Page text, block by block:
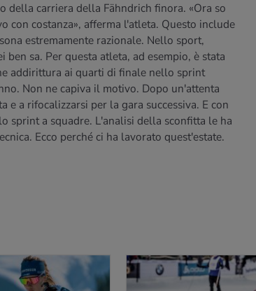
della carriera della Fähndrich finora. «Ora so
con costanza», afferma l'atleta. Questo include
estremamente razionale. Nello sport,
sa. Per questa atleta, ad esempio, è stata
addirittura ai quarti di finale nello sprint
Non ne capiva il motivo. Dopo un'attenta
a rifocalizzarsi per la gara successiva. E con
sprint a squadre. L'analisi della sconfitta le ha
Ecco perché ci ha lavorato quest'estate.